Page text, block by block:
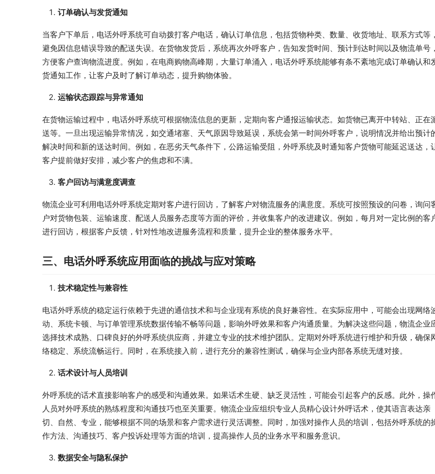
订单确认与发货通知
当客户下单后，电话外呼系统可自动拨打客户电话，确认订单信息，包括货物种类、数量、收货地址、联系方式等，
避免因信息错误导致的配送失误。在货物发货后，系统再次外呼客户，告知发货时间、预计到达时间以及物流单号，
方便客户查询物流进度。例如，在电商购物高峰期，大量订单涌入，电话外呼系统能够有条不紊地完成订单确认和
货通知工作，让客户及时了解订单动态，提升购物体验。
运输状态跟踪与异常通知
在货物运输过程中，电话外呼系统可根据物流信息的更新，定期向客户通报运输状态。如货物已离开中转站、正在
送等。一旦出现运输异常情况，如交通堵塞、天气原因导致延误，系统会第一时间外呼客户，说明情况并给出预计
解决时间和新的送达时间。例如，在恶劣天气条件下，公路运输受阻，外呼系统及时通知客户货物可能延迟送达，
客户提前做好安排，减少客户的焦虑和不满。
客户回访与满意度调查
物流企业可利用电话外呼系统定期对客户进行回访，了解客户对物流服务的满意度。系统可按照预设的问卷，询问
户对货物包装、运输速度、配送人员服务态度等方面的评价，并收集客户的改进建议。例如，每月对一定比例的客
进行回访，根据客户反馈，针对性地改进服务流程和质量，提升企业的整体服务水平。
三、电话外呼系统应用面临的挑战与应对策略
技术稳定性与兼容性
电话外呼系统的稳定运行依赖于先进的通信技术和与企业现有系统的良好兼容性。在实际应用中，可能会出现网络
动、系统卡顿、与订单管理系统数据传输不畅等问题，影响外呼效果和客户沟通质量。为解决这些问题，物流企业
选择技术成熟、口碑良好的外呼系统供应商，并建立专业的技术维护团队。定期对外呼系统进行维护和升级，确保
络稳定、系统流畅运行。同时，在系统接入前，进行充分的兼容性测试，确保与企业内部各系统无缝对接。
话术设计与人员培训
外呼系统的话术直接影响客户的感受和沟通效果。如果话术生硬、缺乏灵活性，可能会引起客户的反感。此外，操
人员对外呼系统的熟练程度和沟通技巧也至关重要。物流企业应组织专业人员精心设计外呼话术，使其语言表达亲
切、自然、专业，能够根据不同的场景和客户需求进行灵活调整。同时，加强对操作人员的培训，包括外呼系统的
作方法、沟通技巧、客户投诉处理等方面的培训，提高操作人员的业务水平和服务意识。
数据安全与隐私保护